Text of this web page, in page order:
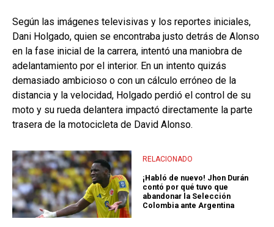
Según las imágenes televisivas y los reportes iniciales,
Dani Holgado, quien se encontraba justo detrás de Alonso
en la fase inicial de la carrera, intentó una maniobra de
adelantamiento por el interior. En un intento quizás
demasiado ambicioso o con un cálculo erróneo de la
distancia y la velocidad, Holgado perdió el control de su
moto y su rueda delantera impactó directamente la parte
trasera de la motocicleta de David Alonso.
RELACIONADO
¡Habló de nuevo! Jhon Durán
contó por qué tuvo que
abandonar la Selección
Colombia ante Argentina